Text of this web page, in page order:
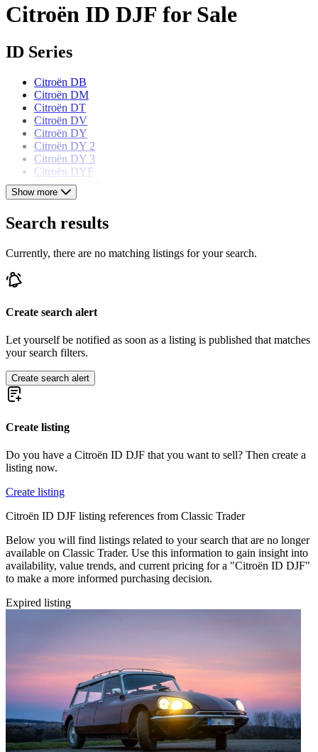
Citroën ID DJF for Sale
ID Series
Citroën DB
Citroën DM
Citroën DT
Citroën DV
Citroën DY
Citroën DY 2
Citroën DY 3
Citroën DYF
Citroën ID19B
Citroën ID19F
Citroën BX
Citroën DS
Citroën Dyane
Citroën Méhari
Citroën SM
Citroën Traction Avant
Show more
Search results
Currently, there are no matching listings for your search.
Create search alert
Let yourself be notified as soon as a listing is published that matches
your search filters.
Create search alert
Create listing
Do you have a Citroën ID DJF that you want to sell? Then create a
listing now.
Create listing
Citroën ID DJF listing references from Classic Trader
Below you will find listings related to your search that are no longer
available on Classic Trader. Use this information to gain insight into
availability, value trends, and current pricing for a "Citroën ID DJF"
to make a more informed purchasing decision.
Expired listing